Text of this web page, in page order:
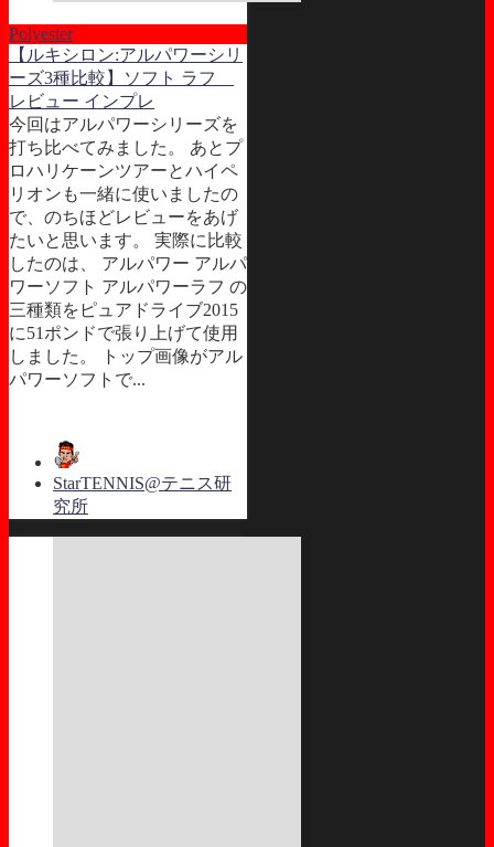
Polyester
【ルキシロン:アルパワーシリ
ーズ3種比較】ソフト ラフ
レビュー インプレ
今回はアルパワーシリーズを
打ち比べてみました。 あとプ
ロハリケーンツアーとハイペ
リオンも一緒に使いましたの
で、のちほどレビューをあげ
たいと思います。 実際に比較
したのは、 アルパワー アルパ
ワーソフト アルパワーラフ の
三種類をピュアドライブ2015
に51ポンドで張り上げて使用
しました。 トップ画像がアル
パワーソフトで...
StarTENNIS@テニス研
究所